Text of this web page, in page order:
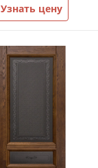
Узнать цену